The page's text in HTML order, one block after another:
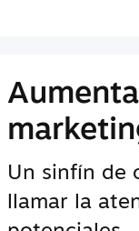
Un sinfín de
llamar la